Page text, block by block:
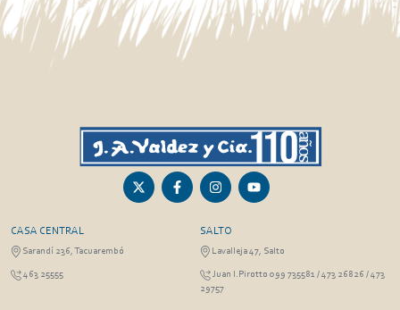
CASA CENTRAL
Sarandí 236, Tacuarembó
463 25555
SALTO
Lavalleja 47, Salto
Juan I.Pirotto 099 735581 / 473 26826 / 473
29757